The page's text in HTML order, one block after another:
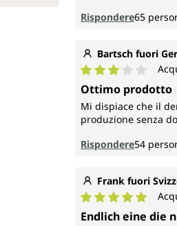
Rispondere65
Bartsch fuori
Valutazione media
Ottimo prodotto
Mi dispiace che il
produzione senza
Rispondere54
Frank fuori
Valutazione media
Endlich eine die